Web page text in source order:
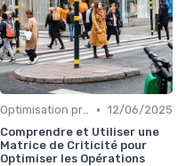
Optimisation processus • 12/06/2025
Comprendre et Utiliser une
Matrice de Criticité pour
Optimiser les Opérations